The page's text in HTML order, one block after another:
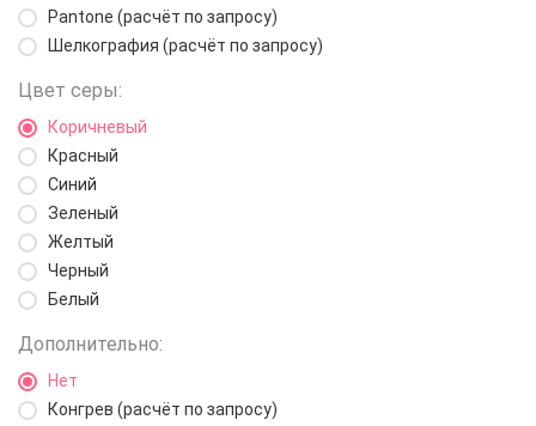
Pantone (расчёт по запросу)
Шелкография (расчёт по запросу)
Цвет серы:
Коричневый
Красный
Синий
Зеленый
Желтый
Черный
Белый
Дополнительно:
Нет
Конгрев (расчёт по запросу)